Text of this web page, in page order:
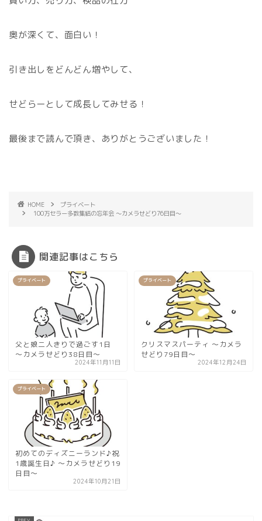
奥が深くて、面白い！
引き出しをどんどん増やして、
せどらーとして成長してみせる！
最後まで読んで頂き、ありがとうございました！
HOME
プライベート
100万セラー多数集結の忘年会 〜カメラせどり76日目〜
関連記事はこちら
プライベート
父と娘二人きりで過ごす1日
〜カメラせどり38日目〜
2024年11月11日
プライベート
クリスマスパーティ 〜カメラ
せどり79日目〜
2024年12月24日
プライベート
初めてのディズニーランド♪祝
1歳誕生日♪ 〜カメラせどり19
日目〜
2024年10月21日